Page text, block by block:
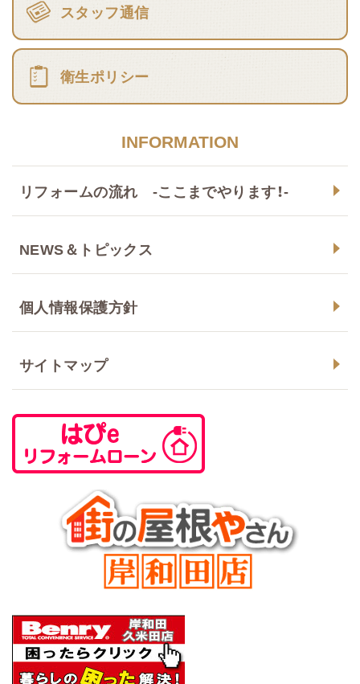
スタッフ通信
衛生ポリシー
INFORMATION
リフォームの流れ -ここまでやります！-
NEWS＆トピックス
個人情報保護方針
サイトマップ